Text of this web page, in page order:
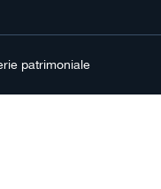
patrimoniale